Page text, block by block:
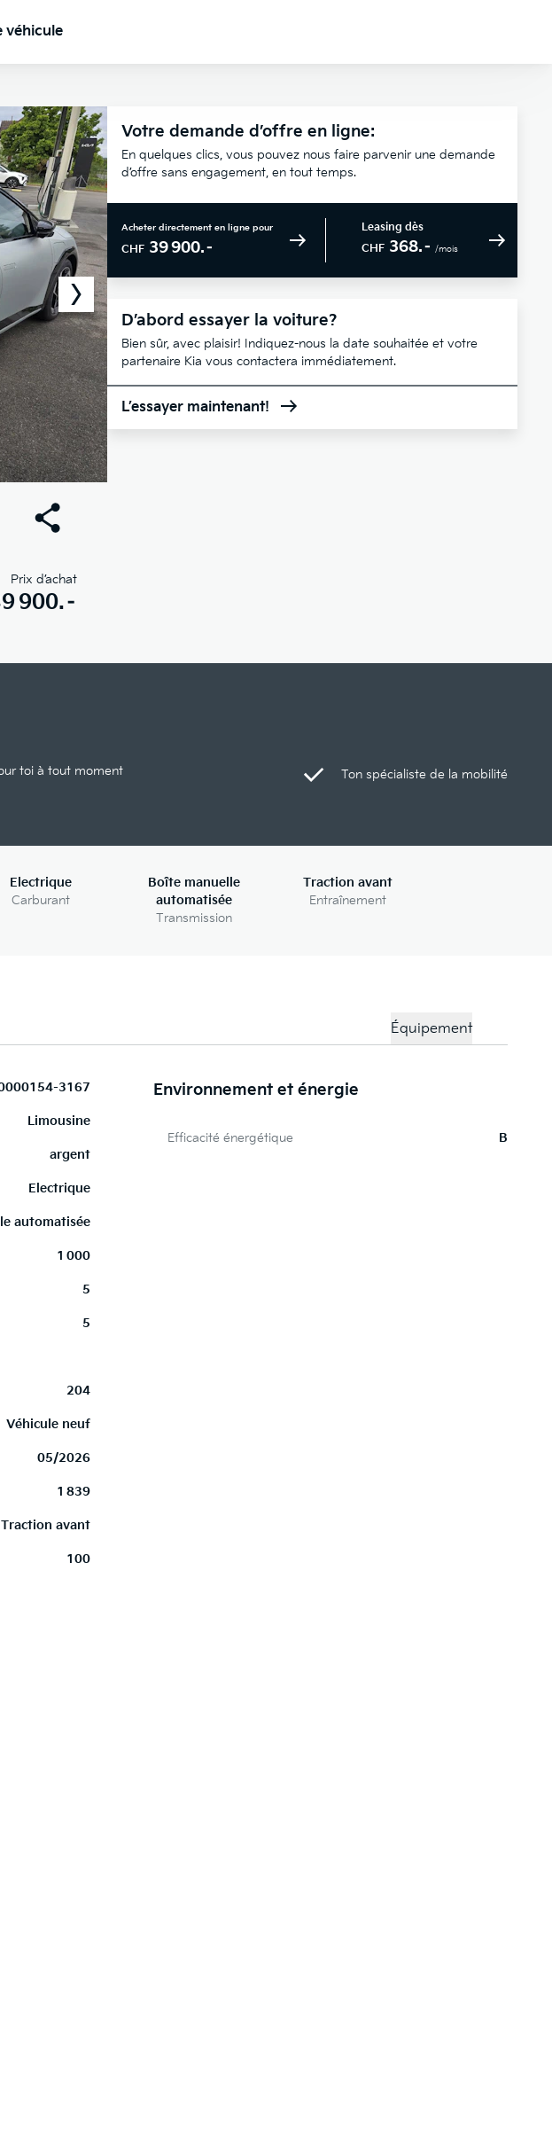
véhicule
Prix d’achat
900.–
Votre demande d’offre en ligne:
En quelques clics, vous pouvez nous faire parvenir une demande
d’offre sans engagement, en tout temps.
Acheter directement en ligne pour
CHF 39 900.–
Leasing dès
CHF 368.– /mois
D’abord essayer la voiture?
Bien sûr, avec plaisir! Indiquez-nous la date souhaitée et votre
partenaire Kia vous contactera immédiatement.
L’essayer maintenant!
toi à tout moment Ton spécialiste de la mobilité
Electrique
Carburant
Boîte manuelle
automatisée
Transmission
Traction avant
Entraînement
Équipement
3167
Limousine
argent
Electrique
automatisée
1 000
5
5
204
Véhicule neuf
05/2026
1 839
Traction avant
100
Environnement et énergie
Efficacité énergétique B